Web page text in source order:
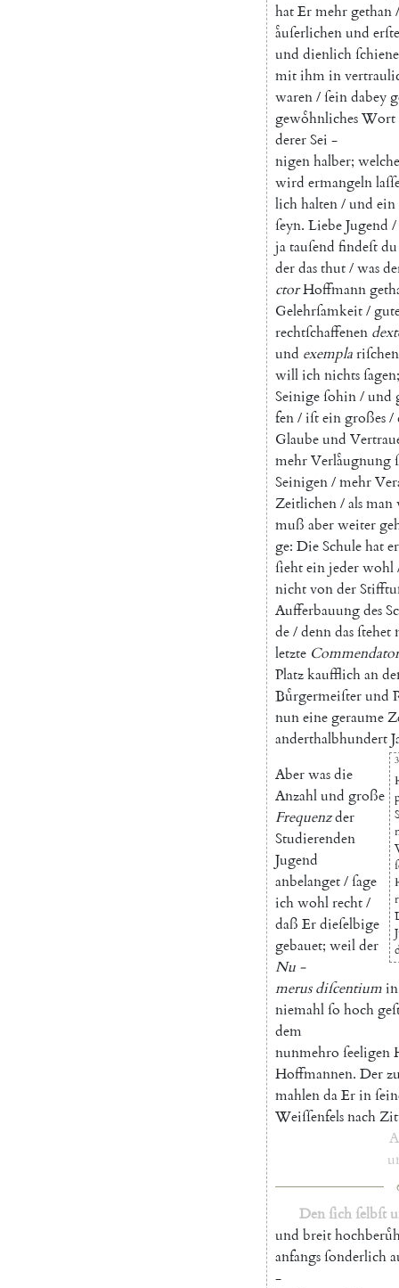
hatErmehrgethan/
aͤuſerlichenund
und dienlichſchiene
mitihmin
waren/ſeindabey
gewoͤhnlichesWort
dererSei -
nigenhalber;
wird ermangeln
lichhalten/und ein
ſeyn. LiebeJugend /
jatauſend findeſtdu
derdasthut/was
ctorHoffmann
Gelehrſamkeit/
rechtſchaffenen
und exemplariſchen
willichnichtsſagen;
Seinigeſohin/und
fen/iſteingroßes/
Glaubeund
mehrVerlaͤugnung
Seinigen/mehr
Zeitlichen/alsman
muß aberweiter
ge: DieSchulehater
ſiehteinjederwohl
nichtvonder
Aufferbauungdes
de/denndasſtehet
letzte Commendator
Platzkaufflichan
Buͤrgermeiſterund
nuneinegeraume
anderthalbhundert
Aberwasdie
Anzahlund große
Frequenzder
Studierenden
Jugend
anbelanget/ſage
ichwohlrecht/
daß Erdieſelbige
gebauet; weilder
Nu -
merus diſcentiumin
niemahlſo hoch
dem
nunmehro ſeeligen
Hoffmannen. Der
mahlendaErin
Weiſſenfelsnach
A
Den ſich ſelbſt
und breit
anfangsſonderlich
-